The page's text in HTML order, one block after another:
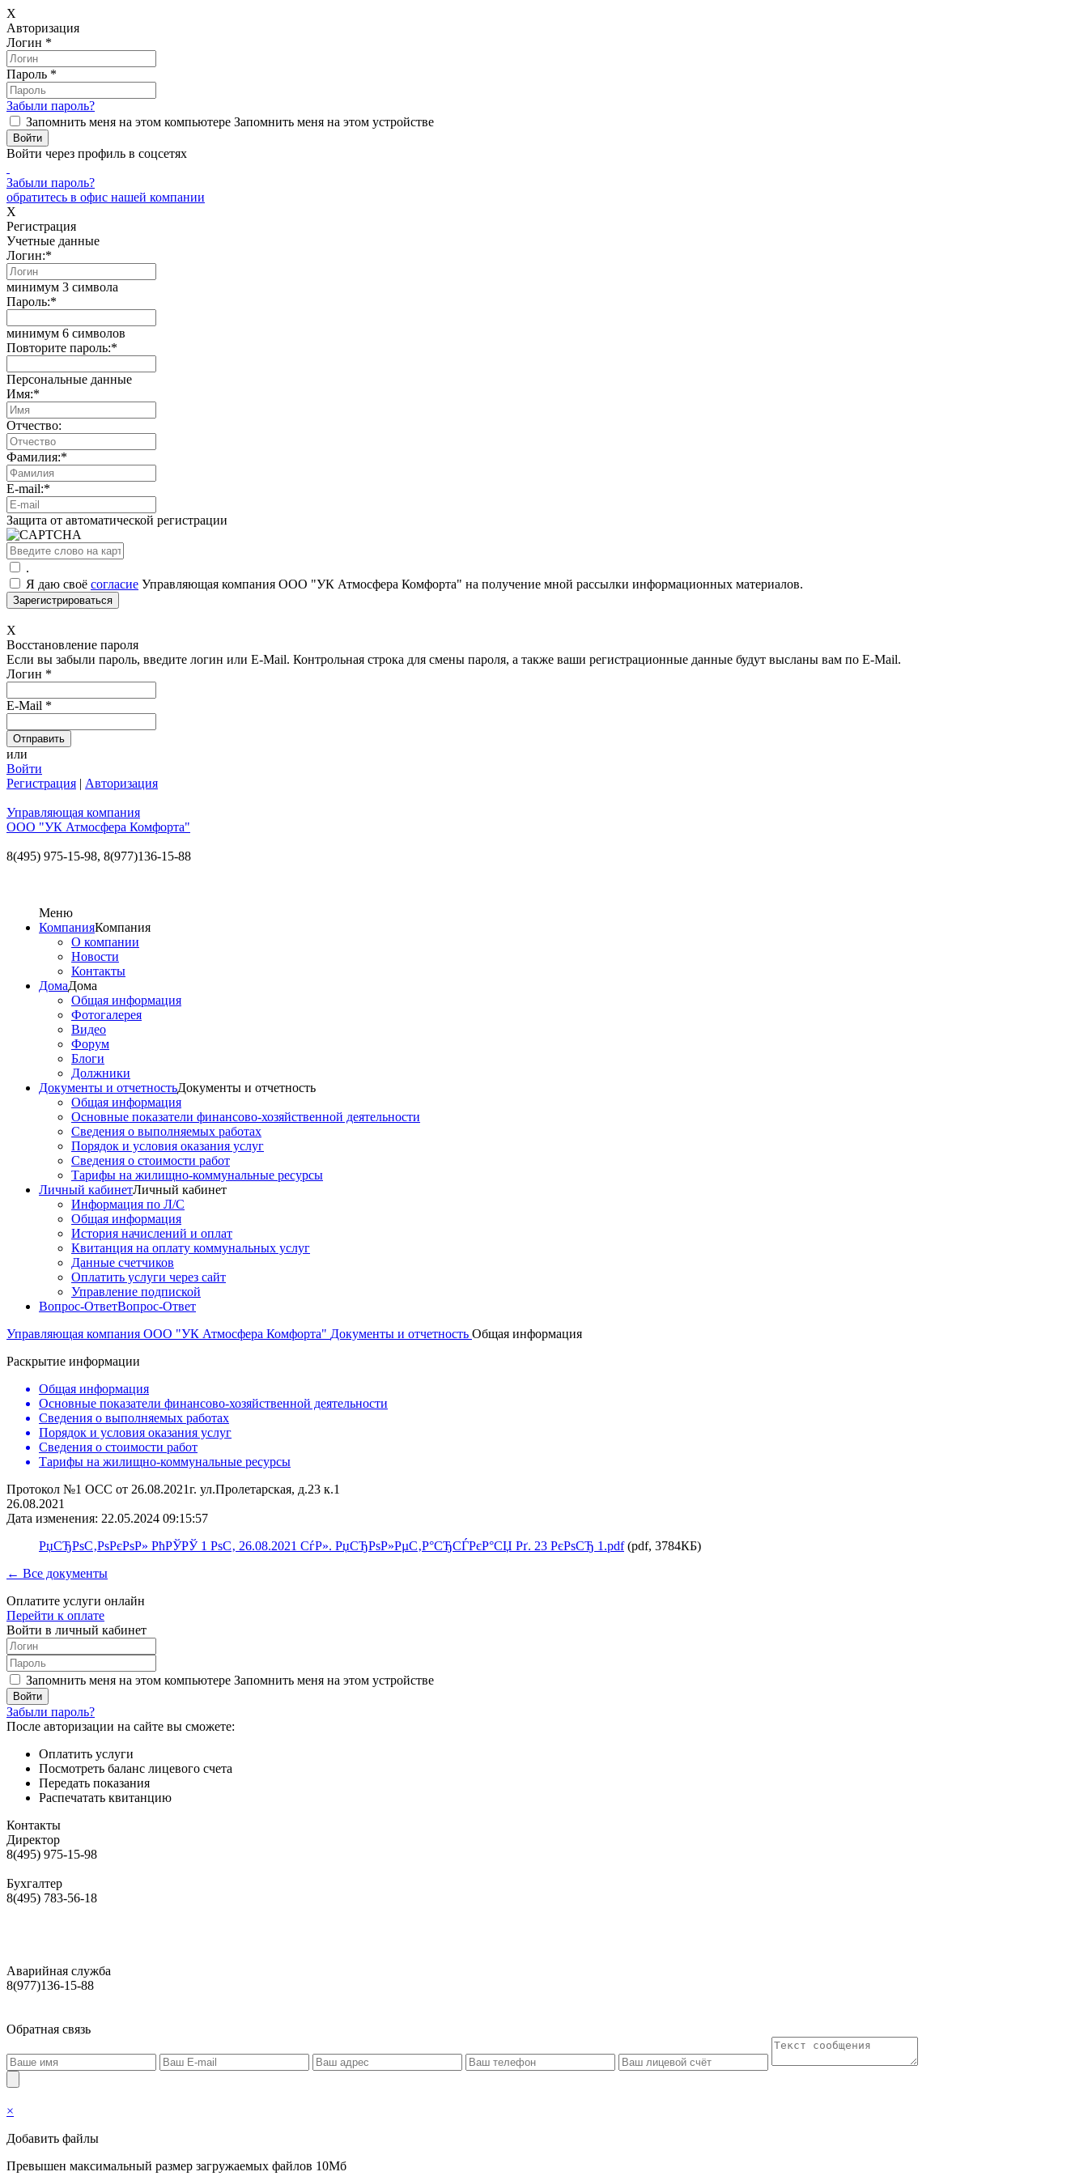
X
Авторизация
Логин *
Пароль *
Забыли пароль?
Запомнить меня на этом компьютере Запомнить меня на этом устройстве
Войти через профиль в соцсетях
Забыли пароль?
обратитесь в офис нашей компании
X
Регистрация
Учетные данные
Логин:*
минимум 3 символа
Пароль:*
минимум 6 символов
Повторите пароль:*
Персональные данные
Имя:*
Отчество:
Фамилия:*
E-mail:*
Защита от автоматической регистрации
.
Я даю своё согласие Управляющая компания ООО "УК Атмосфера Комфорта" на получение мной рассылки информационных материалов.
X
Восстановление пароля
Если вы забыли пароль, введите логин или E-Mail. Контрольная строка для смены пароля, а также ваши регистрационные данные будут высланы вам по E-Mail.
Логин *
E-Mail *
или
Войти
Регистрация | Авторизация
Управляющая компания
ООО "УК Атмосфера Комфорта"
8(495) 975-15-98, 8(977)136-15-88
Меню
КомпанияКомпания
О компании
Новости
Контакты
ДомаДома
Общая информация
Фотогалерея
Видео
Форум
Блоги
Должники
Документы и отчетностьДокументы и отчетность
Общая информация
Основные показатели финансово-хозяйственной деятельности
Сведения о выполняемых работах
Порядок и условия оказания услуг
Сведения о стоимости работ
Тарифы на жилищно-коммунальные ресурсы
Личный кабинетЛичный кабинет
Информация по Л/С
Общая информация
История начислений и оплат
Квитанция на оплату коммунальных услуг
Данные счетчиков
Оплатить услуги через сайт
Управление подпиской
Вопрос-ОтветВопрос-Ответ
Управляющая компания ООО "УК Атмосфера Комфорта" Документы и отчетность Общая информация
Раскрытие информации
Общая информация
Основные показатели финансово-хозяйственной деятельности
Сведения о выполняемых работах
Порядок и условия оказания услуг
Сведения о стоимости работ
Тарифы на жилищно-коммунальные ресурсы
Протокол №1 ОСС от 26.08.2021г. ул.Пролетарская, д.23 к.1
26.08.2021
Дата изменения: 22.05.2024 09:15:57
РџСЂРѕС‚РѕРєРѕР» РћРЎРЎ 1 РѕС‚ 26.08.2021 СѓР». РџСЂРѕР»РµС‚Р°СЂСЃРєР°СЏ Рґ. 23 РєРѕСЂ 1.pdf(pdf, 3784КБ)
← Все документы
Оплатите услуги онлайн
Перейти к оплате
Войти в личный кабинет
Запомнить меня на этом компьютере Запомнить меня на этом устройстве
Забыли пароль?
После авторизации на сайте вы сможете:
Оплатить услуги
Посмотреть баланс лицевого счета
Передать показания
Распечатать квитанцию
Контакты
Директор
8(495) 975-15-98
Бухгалтер
8(495) 783-56-18
Аварийная служба
8(977)136-15-88
Обратная связь
×
Добавить файлы
Превышен максимальный размер загружаемых файлов 10Мб